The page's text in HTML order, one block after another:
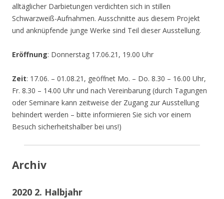
alltäglicher Darbietungen verdichten sich in stillen
Schwarzweiß-Aufnahmen. Ausschnitte aus diesem Projekt
und anknüpfende junge Werke sind Teil dieser Ausstellung.
Eröffnung: Donnerstag 17.06.21, 19.00 Uhr
Zeit: 17.06. – 01.08.21, geöffnet Mo. – Do. 8.30 – 16.00 Uhr,
Fr. 8.30 – 14.00 Uhr und nach Vereinbarung (durch Tagungen
oder Seminare kann zeitweise der Zugang zur Ausstellung
behindert werden – bitte informieren Sie sich vor einem
Besuch sicherheitshalber bei uns!)
Archiv
2020 2. Halbjahr